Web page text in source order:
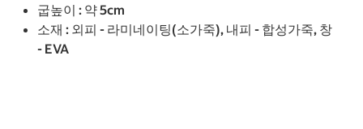
굽높이 : 약 5cm
소재 : 외피 - 라미네이팅(소가죽), 내피 - 합성가죽, 창
- EVA